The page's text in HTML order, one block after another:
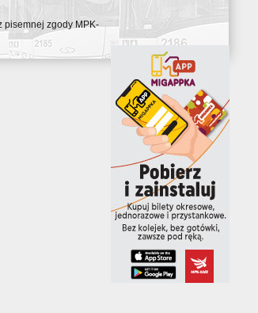
pisemnej zgody MPK-